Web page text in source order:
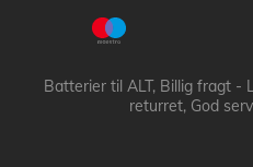
Batterier til ALT, Billig fragt -
returret, God